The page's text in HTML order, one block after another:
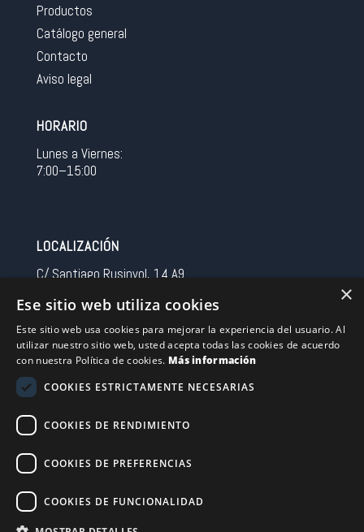
Productos
Catálogo general
Contacto
Aviso legal
HORARIO
Lunes a Viernes:
7:00–15:00
LOCALIZACIÓN
C/ Santiago Rusinyol, 14 A9
Spain
CONTACTO
Tel 0034 93 713 37 30
sermovil@sertronic.es
Acceso intranet para representantes
×
Ese sitio web utiliza cookies
Este sitio web usa cookies para mejorar la experiencia del usuario. Al
utilizar nuestro sitio web, usted acepta todas las cookies de acuerdo
con nuestra Política de cookies. Más información
COOKIES ESTRICTAMENTE NECESARIAS
COOKIES DE RENDIMIENTO
COOKIES DE PREFERENCIAS
COOKIES DE FUNCIONALIDAD